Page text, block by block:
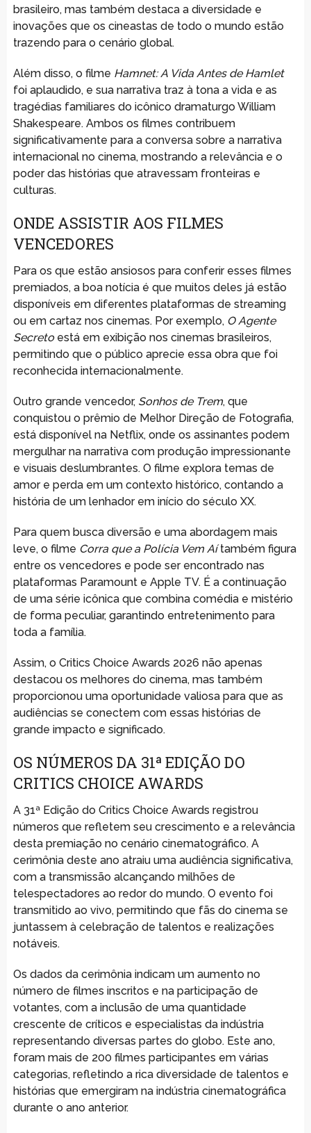
brasileiro, mas também destaca a diversidade e
inovações que os cineastas de todo o mundo estão
trazendo para o cenário global.
Além disso, o filme Hamnet: A Vida Antes de Hamlet
foi aplaudido, e sua narrativa traz à tona a vida e as
tragédias familiares do icônico dramaturgo William
Shakespeare. Ambos os filmes contribuem
significativamente para a conversa sobre a narrativa
internacional no cinema, mostrando a relevância e o
poder das histórias que atravessam fronteiras e
culturas.
ONDE ASSISTIR AOS FILMES
VENCEDORES
Para os que estão ansiosos para conferir esses filmes
premiados, a boa notícia é que muitos deles já estão
disponíveis em diferentes plataformas de streaming
ou em cartaz nos cinemas. Por exemplo, O Agente
Secretoestá em exibição nos cinemas brasileiros,
permitindo que o público aprecie essa obra que foi
reconhecida internacionalmente.
Outro grande vencedor, Sonhos de Trem, que
conquistou o prêmio de Melhor Direção de Fotografia,
está disponível na Netflix, onde os assinantes podem
mergulhar na narrativa com produção impressionante
e visuais deslumbrantes. O filme explora temas de
amor e perda em um contexto histórico, contando a
história de um lenhador em início do século XX.
Para quem busca diversão e uma abordagem mais
leve, o filme Corra que a Polícia Vem Aítambém figura
entre os vencedores e pode ser encontrado nas
plataformas Paramount e Apple TV. É a continuação
de uma série icônica que combina comédia e mistério
de forma peculiar, garantindo entretenimento para
toda a família.
Assim, o Critics Choice Awards 2026 não apenas
destacou os melhores do cinema, mas também
proporcionou uma oportunidade valiosa para que as
audiências se conectem com essas histórias de
grande impacto e significado.
OS NÚMEROS DA 31ª EDIÇÃO DO
CRITICS CHOICE AWARDS
A 31ª Edição do Critics Choice Awards registrou
números que refletem seu crescimento e a relevância
desta premiação no cenário cinematográfico. A
cerimônia deste ano atraiu uma audiência significativa,
com a transmissão alcançando milhões de
telespectadores ao redor do mundo. O evento foi
transmitido ao vivo, permitindo que fãs do cinema se
juntassem à celebração de talentos e realizações
notáveis.
Os dados da cerimônia indicam um aumento no
número de filmes inscritos e na participação de
votantes, com a inclusão de uma quantidade
crescente de críticos e especialistas da indústria
representando diversas partes do globo. Este ano,
foram mais de 200 filmes participantes em várias
categorias, refletindo a rica diversidade de talentos e
histórias que emergiram na indústria cinematográfica
durante o ano anterior.